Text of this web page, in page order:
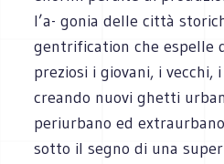
l’a- gonia delle città
gentrification che espelle
preziosi i giovani, i vecchi,
creando nuovi ghetti
periurbano ed
sotto il segno di una